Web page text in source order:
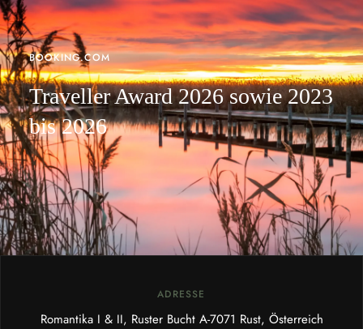
BOOKING.COM
Traveller Award 2026 sowie 2023
bis 2026
ADRESSE
Romantika I & II, Ruster Bucht A-7071 Rust, Österreich